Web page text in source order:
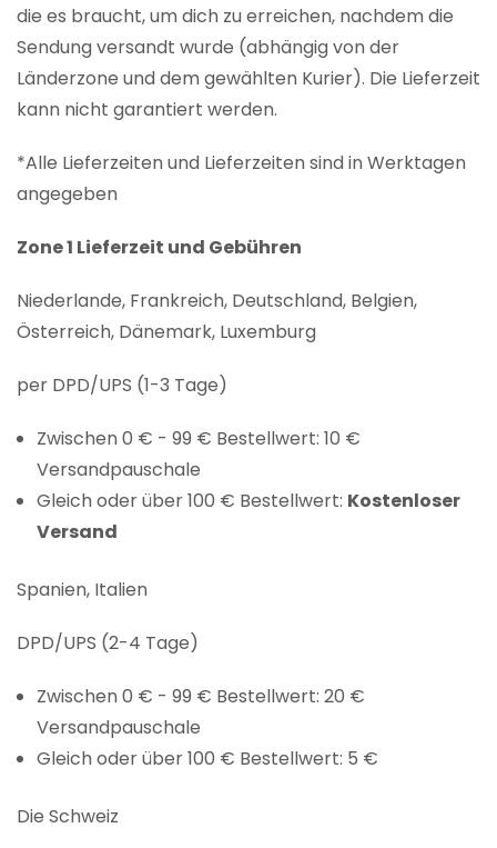
die es braucht, um dich zu erreichen, nachdem die
Sendung versandt wurde (abhängig von der
Länderzone und dem gewählten Kurier). Die Lieferzeit
kann nicht garantiert werden.
*Alle Lieferzeiten und Lieferzeiten sind in Werktagen
angegeben
Zone 1 Lieferzeit und Gebühren
Niederlande, Frankreich, Deutschland, Belgien,
Österreich, Dänemark, Luxemburg
per DPD/UPS (1-3 Tage)
Zwischen 0 € - 99 € Bestellwert: 10 €
Versandpauschale
Gleich oder über 100 € Bestellwert: Kostenloser
Versand
Spanien, Italien
DPD/UPS (2-4 Tage)
Zwischen 0 € - 99 € Bestellwert: 20 €
Versandpauschale
Gleich oder über 100 € Bestellwert: 5 €
Die Schweiz